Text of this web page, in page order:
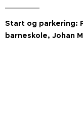
Start og parkering:
barneskole, Johan